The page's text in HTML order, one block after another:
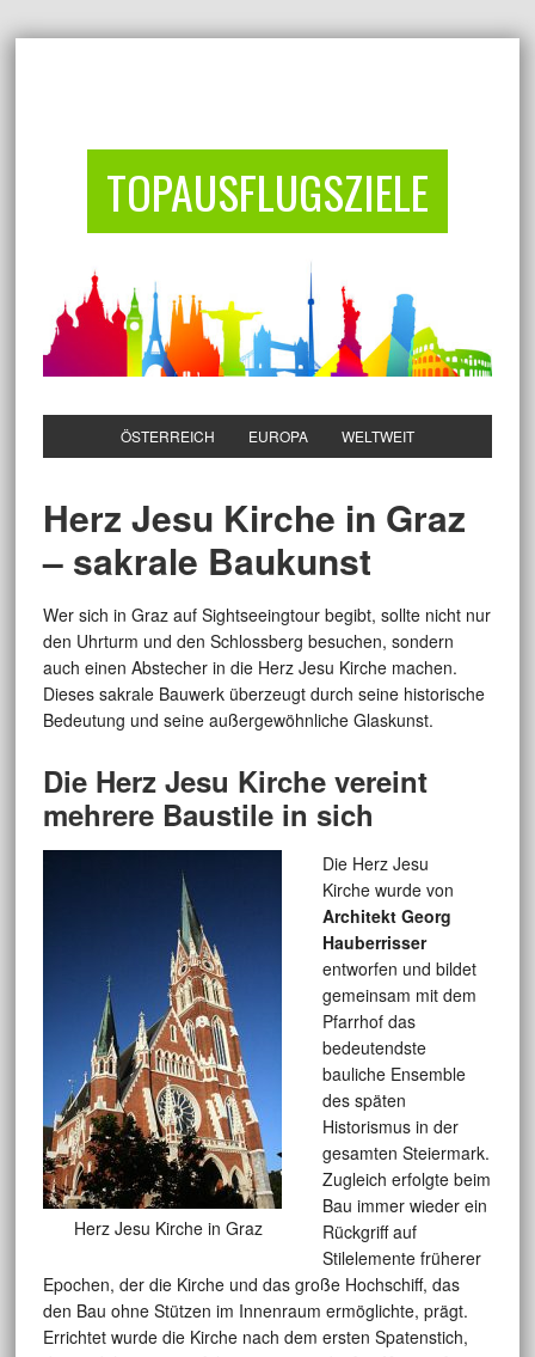
TOPAUSFLUGSZIELE
ÖSTERREICH EUROPA WELTWEIT
Herz Jesu Kirche in Graz
– sakrale Baukunst
Wer sich in Graz auf Sightseeingtour begibt, sollte nicht nur
den Uhrturm und den Schlossberg besuchen, sondern
auch einen Abstecher in die Herz Jesu Kirche machen.
Dieses sakrale Bauwerk überzeugt durch seine historische
Bedeutung und seine außergewöhnliche Glaskunst.
Die Herz Jesu Kirche vereint
mehrere Baustile in sich
Herz Jesu Kirche in Graz
Die Herz Jesu
Kirche wurde von
Architekt Georg
Hauberrisser
entworfen und bildet
gemeinsam mit dem
Pfarrhof das
bedeutendste
bauliche Ensemble
des späten
Historismus in der
gesamten Steiermark.
Zugleich erfolgte beim
Bau immer wieder ein
Rückgriff auf
Stilelemente früherer
Epochen, der die Kirche und das große Hochschiff, das
den Bau ohne Stützen im Innenraum ermöglichte, prägt.
Errichtet wurde die Kirche nach dem ersten Spatenstich,